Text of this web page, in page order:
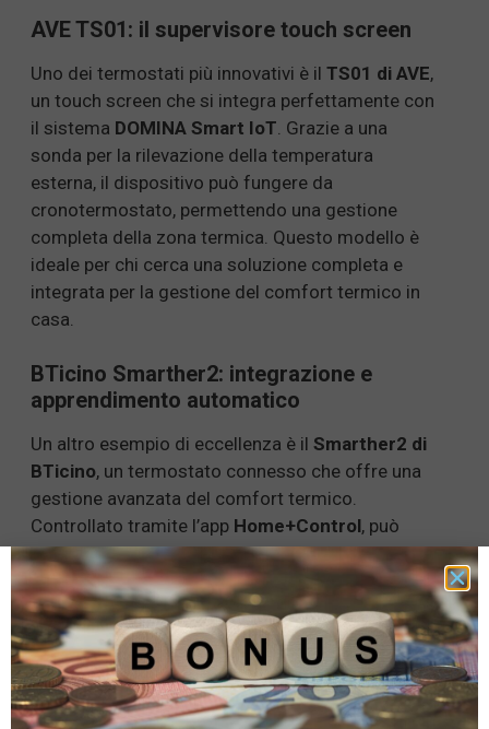
AVE TS01: il supervisore touch screen
Uno dei termostati più innovativi è il TS01 di AVE,
un touch screen che si integra perfettamente con
il sistema DOMINA Smart IoT. Grazie a una
sonda per la rilevazione della temperatura
esterna, il dispositivo può fungere da
cronotermostato, permettendo una gestione
completa della zona termica. Questo modello è
ideale per chi cerca una soluzione completa e
integrata per la gestione del comfort termico in
casa.
BTicino Smarther2: integrazione e
apprendimento automatico
Un altro esempio di eccellenza è il Smarther2 di
BTicino, un termostato connesso che offre una
gestione avanzata del comfort termico.
Controllato tramite l’app Home+Control, può
gestire non solo la temperatura, ma anche le
valvole termostatiche Netatmo
dei caloriferi.
Inoltre, è in grado diauto-apprenderedalle
abitudini degli utenti, garantendo la temperatura
desiderata in ogni momento della giornata.
Benefici dei termostati